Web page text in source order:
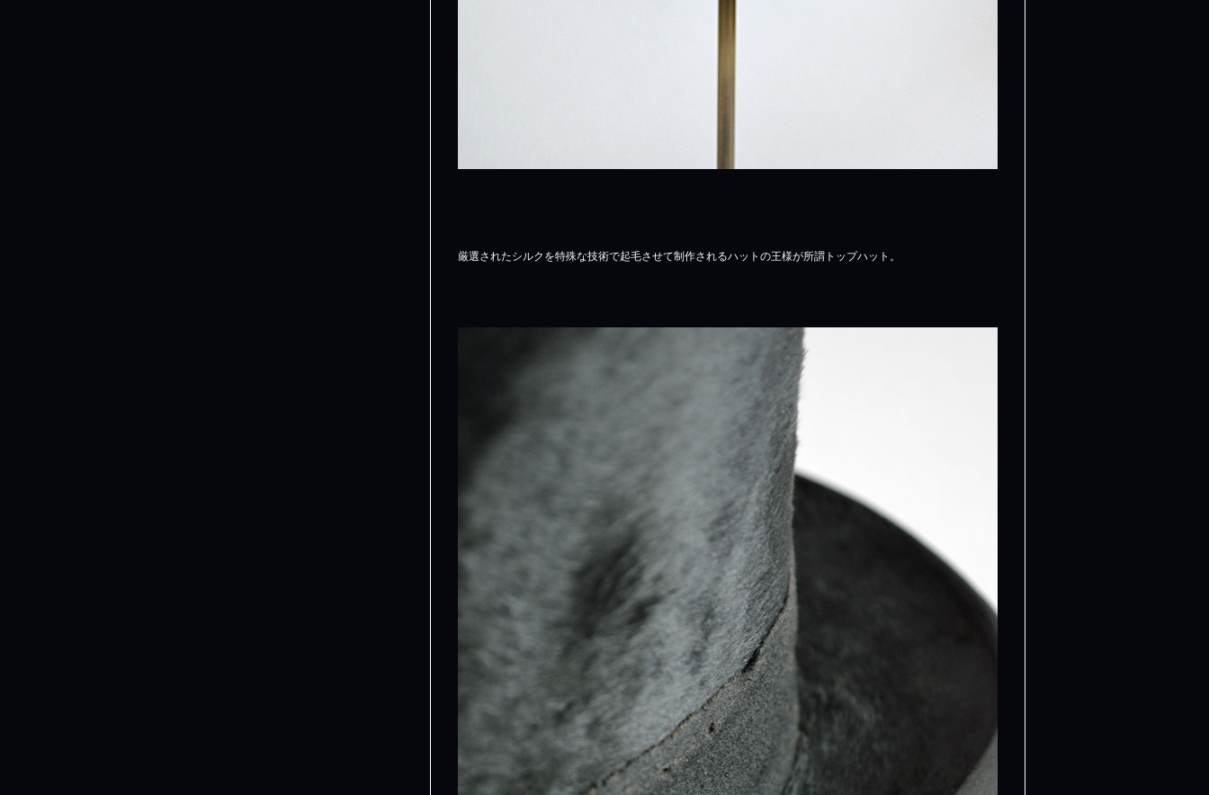
厳選されたシルクを特殊な技術で起毛させて制作されるハットの王様が所謂トップハット。